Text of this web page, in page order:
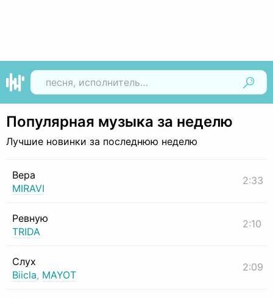
Популярная музыка за неделю
Лучшие новинки за последнюю неделю
Вера
MIRAVI
2:33
Ревную
TRIDA
2:10
Слух
Biicla, MAYOT
2:09